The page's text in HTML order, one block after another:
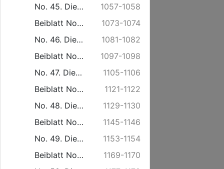
No. 45. Dienstag den 4. November.
1057-1058
Beiblatt No. 45. Freitag den 7. November.
1073-1074
No. 46. Dienstag den 11. November.
1081-1082
Beiblatt No. 46. Freitag den 14. November.
1097-1098
No. 47. Dienstag den 18. November.
1105-1106
Beiblatt No. 47. Freitag den 21. November.
1121-1122
No. 48. Dienstag den 25. November.
1129-1130
Beiblatt No. 48. Freitag den 28. November.
1145-1146
No. 49. Dienstag den 2. December.
1153-1154
Beiblatt No. 49. Freitag den 5. December.
1169-1170